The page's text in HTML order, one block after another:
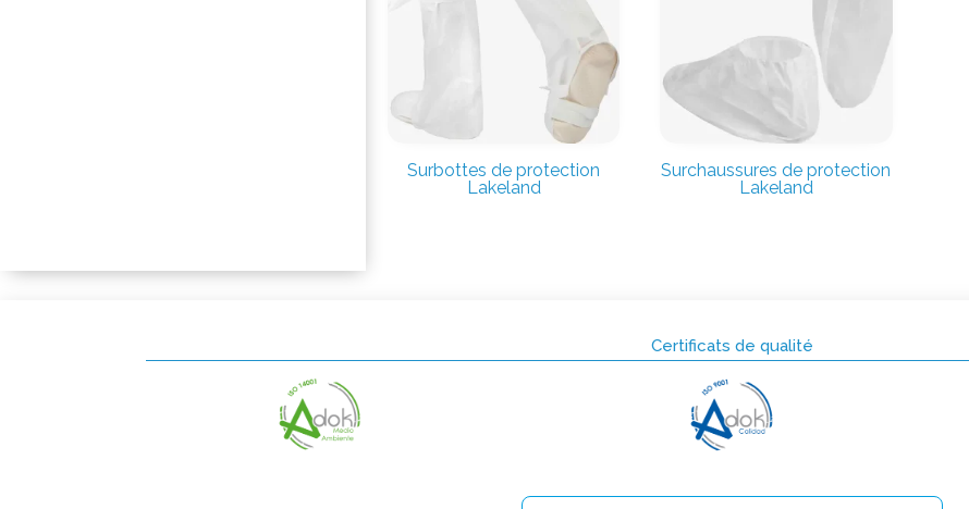
Surbottes de protection
Lakeland
Surchaussures de protection
Lakeland
Certificats de qualité